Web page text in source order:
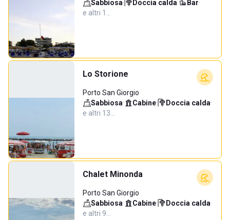
Sabbiosa· Doccia calda· Bar·
e altri 1…
Lo Storione
Porto San Giorgio
Sabbiosa· Cabine· Doccia calda·
e altri 13…
Chalet Minonda
Porto San Giorgio
Sabbiosa· Cabine· Doccia calda·
e altri 9…